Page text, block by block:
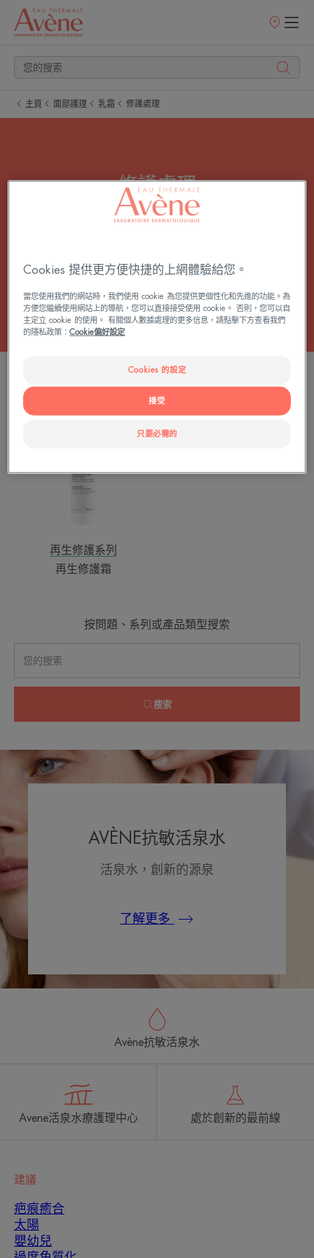
銷
主頁 面部護理 乳霜 修護處理
修護處理
修護面霜或潤膚霜能夠舒緩、修復和保護受刺激的
霜
再生修護系列
再生修護霜
按問題、系列或產品類型搜索
搜索
AVÈNE抗敏活泉水
活泉水，創新的源泉
了解更多
Avène抗敏活泉水
Avene活泉水療護理中心 處於創新的最前線
建議
疤痕癒合
太陽
嬰幼兒
Cookies 提供更方便快捷的上網體驗給您。
當您使用我們的網站時，我們使用 cookie 為您提供更個性化和先進的功能。為
方便您繼續使用網站上的導航，您可以直接接受使用 cookie。 否則，您可以自
主定立 cookie 的使用。 有關個人數據處理的更多信息，請點擊下方查看我們
的隱私政策：Cookie偏好設定
Cookies 的設定
只要必需的
接受